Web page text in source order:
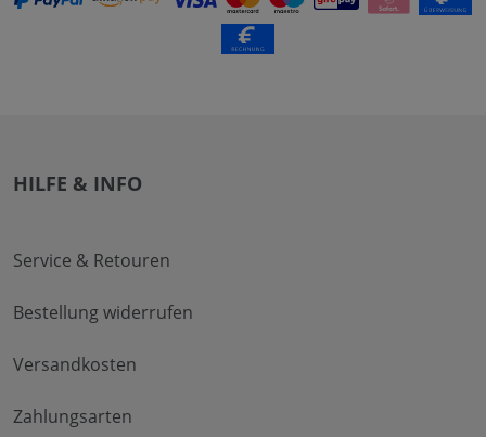
HILFE & INFO
Service & Retouren
Bestellung widerrufen
Versandkosten
Zahlungsarten